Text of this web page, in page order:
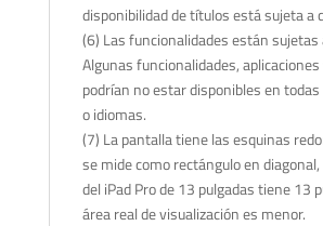
disponibilidad de títulos está sujeta a
(6) Las funcionalidades están sujetas
Algunas funcionalidades,
podrían no estar disponibles en
o idiomas.
(7) La pantalla tiene las esquinas
se mide como rectángulo en
del iPad Pro de 13 pulgadas tiene 13
área real de visualización es menor.